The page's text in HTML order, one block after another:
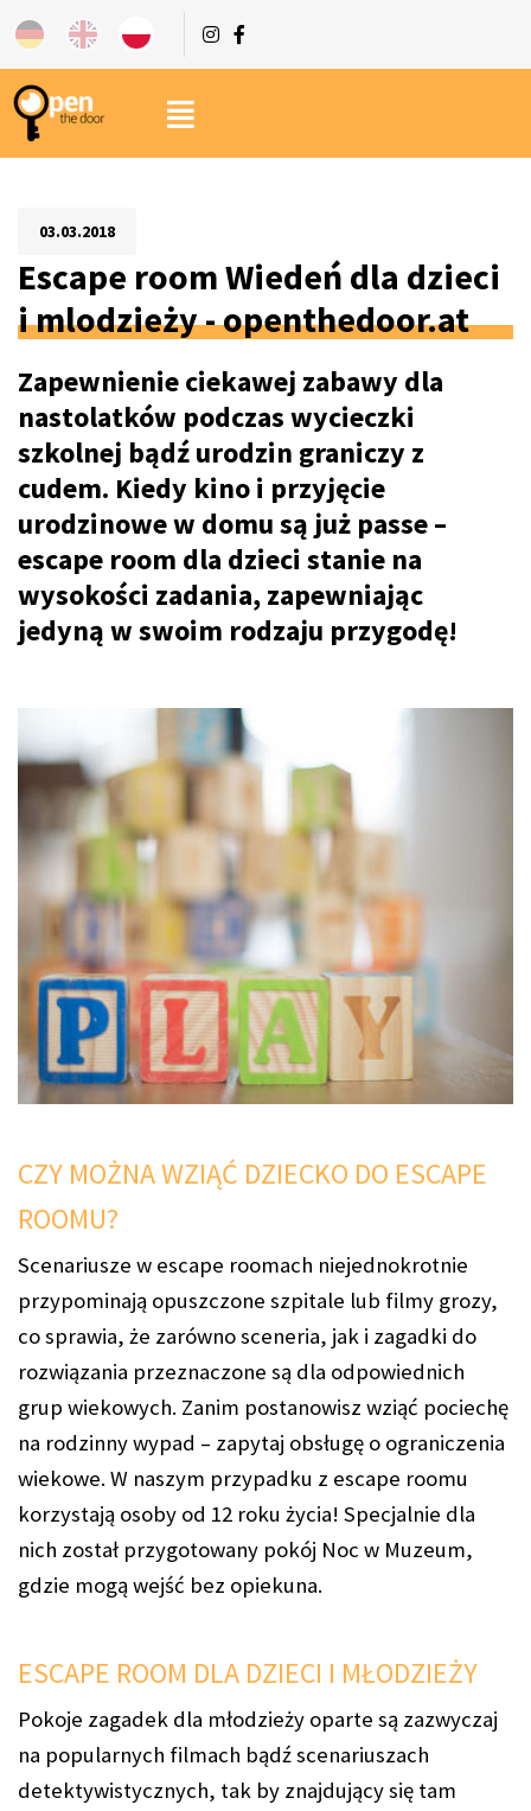
03.03.2018
Escape room Wiedeń dla dzieci
i mlodzieży - openthedoor.at
Zapewnienie ciekawej zabawy dla
nastolatków podczas wycieczki
szkolnej bądź urodzin graniczy z
cudem. Kiedy kino i przyjęcie
urodzinowe w domu są już passe –
escape room dla dzieci stanie na
wysokości zadania, zapewniając
jedyną w swoim rodzaju przygodę!
CZY MOŻNA WZIĄĆ DZIECKO DO ESCAPE
ROOMU?
Scenariusze w escape roomach niejednokrotnie
przypominają opuszczone szpitale lub filmy grozy,
co sprawia, że zarówno sceneria, jak i zagadki do
rozwiązania przeznaczone są dla odpowiednich
grup wiekowych. Zanim postanowisz wziąć pociechę
na rodzinny wypad – zapytaj obsługę o ograniczenia
wiekowe. W naszym przypadku z escape roomu
korzystają osoby od 12 roku życia! Specjalnie dla
nich został przygotowany pokój Noc w Muzeum,
gdzie mogą wejść bez opiekuna.
ESCAPE ROOM DLA DZIECI I MŁODZIEŻY
Pokoje zagadek dla młodzieży oparte są zazwyczaj
na popularnych filmach bądź scenariuszach
detektywistycznych, tak by znajdujący się tam